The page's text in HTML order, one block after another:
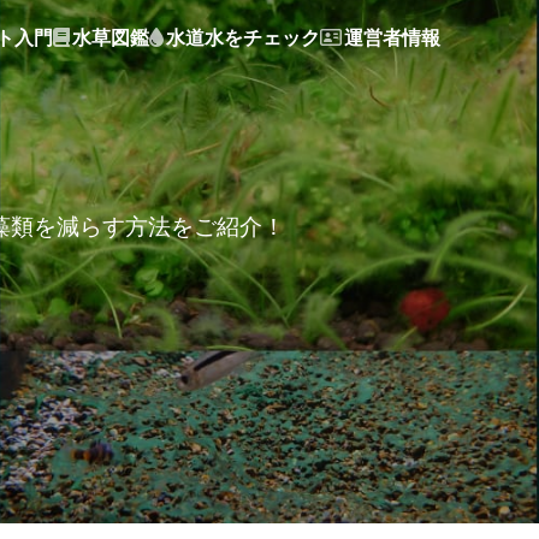
入門 水草図鑑 水道水をチェック 運営者情報
を減らす方法をご紹介！